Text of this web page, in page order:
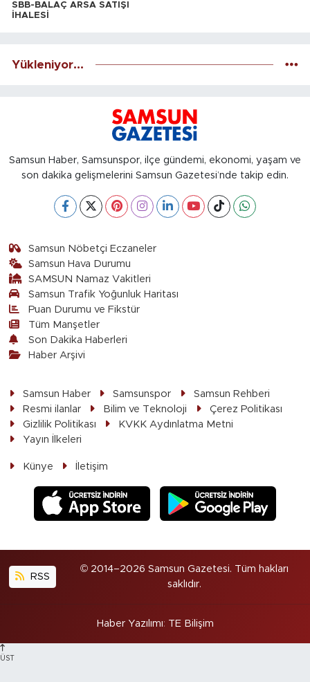
SBB-BALAÇ ARSA SATIŞI
İHALESİ
Yükleniyor...
Samsun Haber, Samsunspor, ilçe gündemi, ekonomi, yaşam ve
son dakika gelişmelerini Samsun Gazetesi’nde takip edin.
Samsun Nöbetçi Eczaneler
Samsun Hava Durumu
SAMSUN Namaz Vakitleri
Samsun Trafik Yoğunluk Haritası
Puan Durumu ve Fikstür
Tüm Manşetler
Son Dakika Haberleri
Haber Arşivi
Samsun Haber Samsunspor
Samsun Rehberi
Resmi ilanlar
Bilim ve Teknoloji
Çerez Politikası
Gizlilik Politikası
KVKK Aydınlatma Metni
Yayın İlkeleri
Künye İletişim
RSS
© 2014–2026 Samsun Gazetesi. Tüm hakları
saklıdır.
Haber Yazılımı: TE Bilişim
ÜST